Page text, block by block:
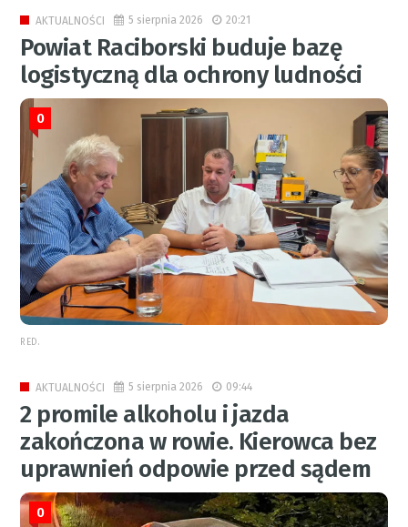
AKTUALNOŚCI 5 sierpnia 2026 20:21
Powiat Raciborski buduje bazę
logistyczną dla ochrony ludności
0
RED.
AKTUALNOŚCI 5 sierpnia 2026 09:44
2 promile alkoholu i jazda
zakończona w rowie. Kierowca bez
uprawnień odpowie przed sądem
0